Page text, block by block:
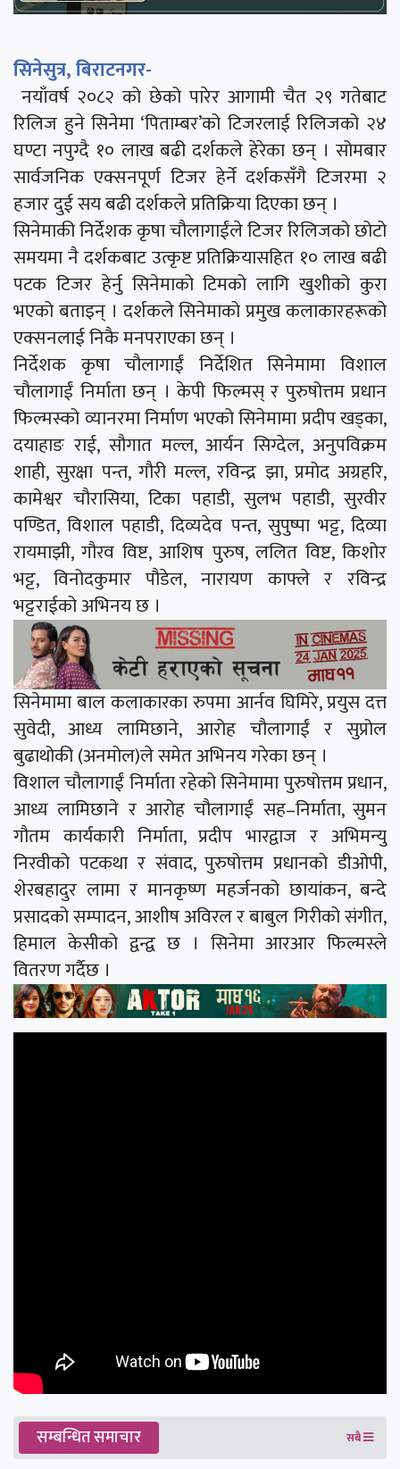
सिनेसुत्र, बिराटनगर-
नयाँवर्ष २०८२ को छेको पारेर आगामी चैत २९ गतेबाट
रिलिज हुने सिनेमा ‘पिताम्बर’को टिजरलाई रिलिजको २४
घण्टा नपुग्दै १० लाख बढी दर्शकले हेरेका छन् । सोमबार
सार्वजनिक एक्सनपूर्ण टिजर हेर्ने दर्शकसँगै टिजरमा २
हजार दुई सय बढी दर्शकले प्रतिक्रिया दिएका छन् ।
सिनेमाकी निर्देशक कृषा चौलागाईंले टिजर रिलिजको छोटो
समयमा नै दर्शकबाट उत्कृष्ट प्रतिक्रियासहित १० लाख बढी
पटक टिजर हेर्नु सिनेमाको टिमको लागि खुशीको कुरा
भएको बताइन् । दर्शकले सिनेमाको प्रमुख कलाकारहरूको
एक्सनलाई निकै मनपराएका छन् ।
निर्देशक कृषा चौलागाईं निर्देशित सिनेमामा विशाल
चौलागाईं निर्माता छन् । केपी फिल्मस् र पुरुषोत्तम प्रधान
फिल्मस्को व्यानरमा निर्माण भएको सिनेमामा प्रदीप खड्का,
दयाहाङ राई, सौगात मल्ल, आर्यन सिग्देल, अनुपविक्रम
शाही, सुरक्षा पन्त, गौरी मल्ल, रविन्द्र झा, प्रमोद अग्रहरि,
कामेश्वर चौरासिया, टिका पहाडी, सुलभ पहाडी, सुरवीर
पण्डित, विशाल पहाडी, दिव्यदेव पन्त, सुपुष्पा भट्ट, दिव्या
रायमाझी, गौरव विष्ट, आशिष पुरुष, ललित विष्ट, किशोर
भट्ट, विनोदकुमार पौडेल, नारायण काफ्ले र रविन्द्र
भट्टराईको अभिनय छ ।
सिनेमामा बाल कलाकारका रुपमा आर्नव घिमिरे, प्रयुस दत्त
सुवेदी, आध्य लामिछाने, आरोह चौलागाईं र सुप्रोल
बुढाथोकी (अनमोल)ले समेत अभिनय गरेका छन् ।
विशाल चौलागाईं निर्माता रहेको सिनेमामा पुरुषोत्तम प्रधान,
आध्य लामिछाने र आरोह चौलागाईं सह–निर्माता, सुमन
गौतम कार्यकारी निर्माता, प्रदीप भारद्वाज र अभिमन्यु
निरवीको पटकथा र संवाद, पुरुषोत्तम प्रधानको डीओपी,
शेरबहादुर लामा र मानकृष्ण महर्जनको छायांकन, बन्दे
प्रसादको सम्पादन, आशीष अविरल र बाबुल गिरीको संगीत,
हिमाल केसीको द्वन्द्व छ । सिनेमा आरआर फिल्मस्ले
वितरण गर्दैछ ।
सम्बन्धित समाचार सबै